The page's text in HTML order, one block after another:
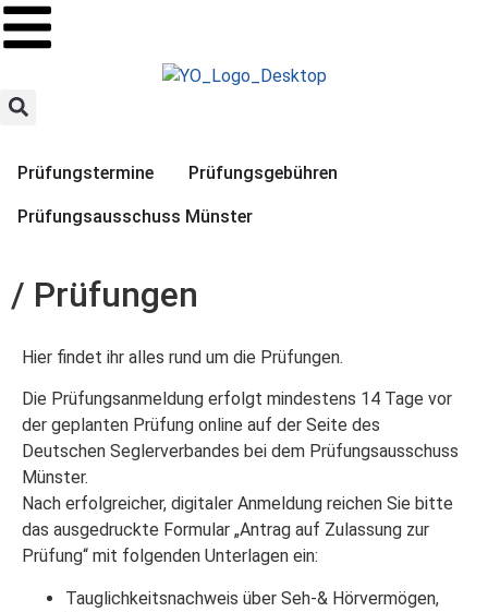
Prüfungstermine Prüfungsgebühren
Prüfungsausschuss Münster
/ Prüfungen
Hier findet ihr alles rund um die Prüfungen.
Die Prüfungsanmeldung erfolgt mindestens 14 Tage vor
der geplanten Prüfung online auf der Seite des
Deutschen Seglerverbandes bei dem Prüfungsausschuss
Münster.
Nach erfolgreicher, digitaler Anmeldung reichen Sie bitte
das ausgedruckte Formular „Antrag auf Zulassung zur
Prüfung“ mit folgenden Unterlagen ein:
Tauglichkeitsnachweis über Seh-& Hörvermögen,